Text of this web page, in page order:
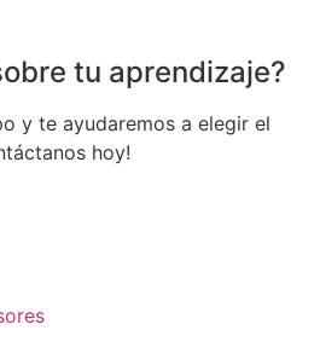
tu aprendizaje?
y te ayudaremos a elegir el
hoy!